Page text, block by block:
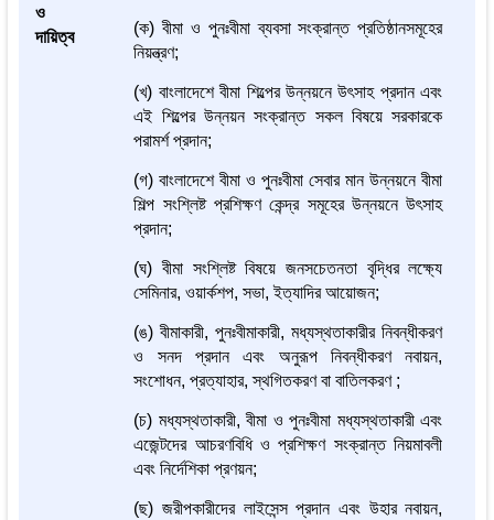
ও
দায়িত্ব
(ক) বীমা ও পুনঃবীমা ব্যবসা সংক্রান্ত প্রতিষ্ঠানসমূহের
নিয়ন্ত্রণ;
(খ) বাংলাদেশে বীমা শিল্পের উন্নয়নে উৎসাহ প্রদান এবং
এই শিল্পের উন্নয়ন সংক্রান্ত সকল বিষয়ে সরকারকে
পরামর্শ প্রদান;
(গ) বাংলাদেশে বীমা ও পুনঃবীমা সেবার মান উন্নয়নে বীমা
শিল্প সংশ্লিষ্ট প্রশিক্ষণ কেন্দ্র সমূহের উন্নয়নে উৎসাহ
প্রদান;
(ঘ) বীমা সংশ্লিষ্ট বিষয়ে জনসচেতনতা বৃদ্ধির লক্ষ্যে
সেমিনার, ওয়ার্কশপ, সভা, ইত্যাদির আয়োজন;
(ঙ) বীমাকারী, পুনঃবীমাকারী, মধ্যস্থতাকারীর নিবন্ধীকরণ
ও সনদ প্রদান এবং অনুরূপ নিবন্ধীকরণ নবায়ন,
সংশোধন, প্রত্যাহার, স্থগিতকরণ বা বাতিলকরণ ;
(চ) মধ্যস্থতাকারী, বীমা ও পুনঃবীমা মধ্যস্থতাকারী এবং
এজেন্টদের আচরণবিধি ও প্রশিক্ষণ সংক্রান্ত নিয়মাবলী
এবং নির্দেশিকা প্রণয়ন;
(ছ) জরীপকারীদের লাইসেন্স প্রদান এবং উহার নবায়ন,